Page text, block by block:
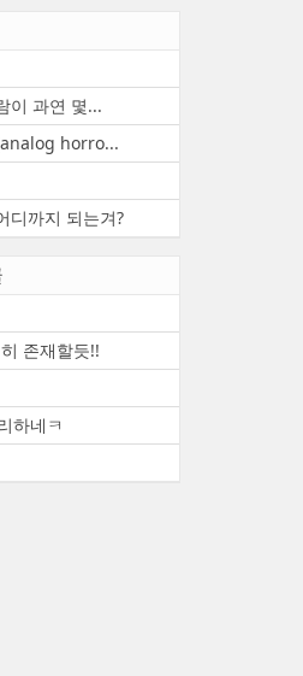
이 과연 몇...
horro...
디까지 되는겨?
존재할듯!!
하네ㅋ